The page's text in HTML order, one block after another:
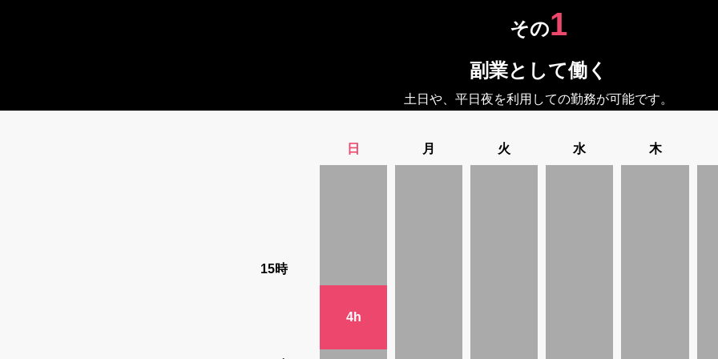
その1
副業として働く
土日や、平日夜を利用しての勤務が可能です。
日 月 火 水 木
15時
4h